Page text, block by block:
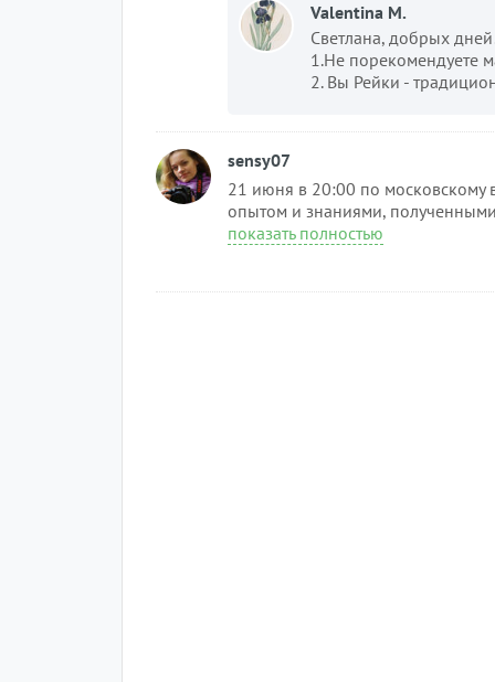
Valentina M.
Светлана, добрых
1.Не порекомендуете
2. Вы Рейки -
sensy07
21 июня в 20:00 по московскому
опытом и знаниями, полученными
показать полностью